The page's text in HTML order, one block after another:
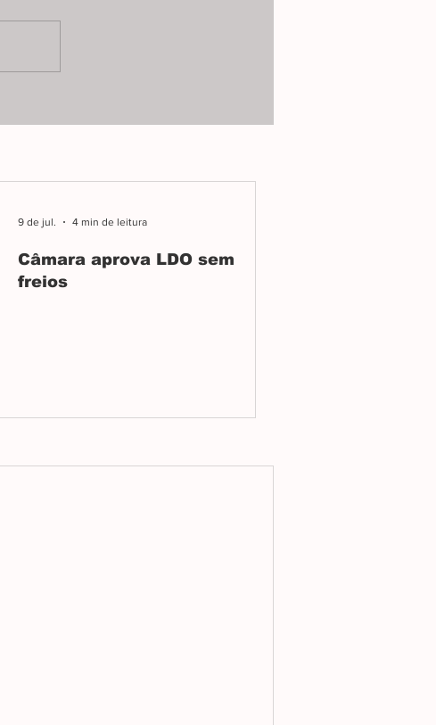
paralisação pode afetar UTI,
maternidade da Santa Casa de
Câmara aprova LDO sem
freios
9 de jul. 4 min de leitura